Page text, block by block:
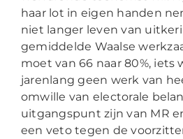
haar lot in eigen handen
niet langer leven van
gemiddelde Waalse
moet van 66 naar 80%, iets
jarenlang geen werk van
omwille van electorale
uitgangspunt zijn van MR
een veto tegen de